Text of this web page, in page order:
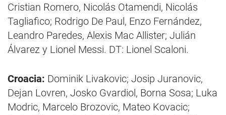
Cristian Romero, Nicolás Otamendi, Nicolás
Tagliafico; Rodrigo De Paul, Enzo Fernández,
Leandro Paredes, Alexis Mac Allister; Julián
Álvarez y Lionel Messi. DT: Lionel Scaloni.
Croacia: Dominik Livakovic; Josip Juranovic,
Dejan Lovren, Josko Gvardiol, Borna Sosa; Luka
Modric, Marcelo Brozovic, Mateo Kovacic;